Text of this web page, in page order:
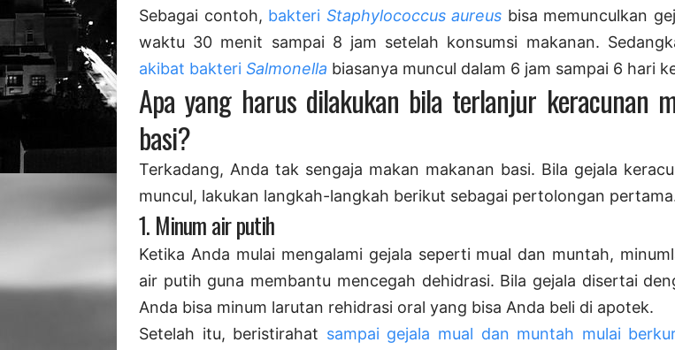
Sebagai contoh, bakteri Staphylococcus aureus bisa memunculkan
waktu 30 menit sampai 8 jam setelah konsumsi makanan.
akibat bakteri Salmonella biasanya muncul dalam 6 jam sampai 6 hari
Apa yang harus dilakukan bila terlanjur keracunan
basi?
Terkadang, Anda tak sengaja makan makanan basi. Bila gejala
muncul, lakukan langkah-langkah berikut sebagai pertolongan
1. Minum air putih
Ketika Anda mulai mengalami gejala seperti mual dan muntah,
air putih guna membantu mencegah dehidrasi. Bila gejala disertai
Anda bisa minum larutan rehidrasi oral yang bisa Anda beli di apotek.
Setelah itu, beristirahat sampai gejala mual dan muntah mulai